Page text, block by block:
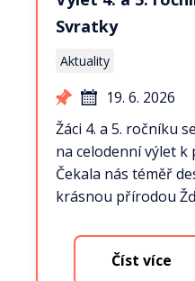
Svratky
Aktuality
19. 6. 2026
Žáci 4. a 5. ročníku
na celodenní výlet k
Čekala nás téměř
krásnou přírodou
Číst více